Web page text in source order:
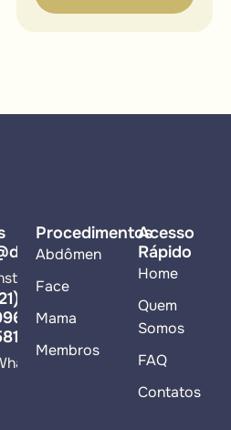
Procedimentos
Abdômen
Face
Mama
Membros
Acesso
Rápido
Home
Quem
Somos
FAQ
Contatos